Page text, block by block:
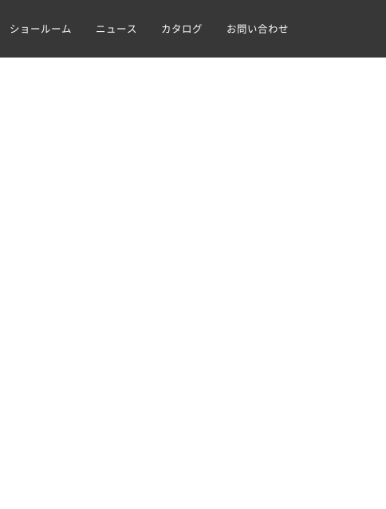
ショールーム ニュース カタログ お問い合わせ